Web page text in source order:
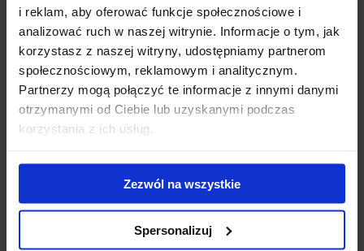
i reklam, aby oferować funkcje społecznościowe i
analizować ruch w naszej witrynie. Informacje o tym, jak
korzystasz z naszej witryny, udostępniamy partnerom
społecznościowym, reklamowym i analitycznym.
Partnerzy mogą połączyć te informacje z innymi danymi
otrzymanymi od Ciebie lub uzyskanymi podczas
korzystania z ich usług.
Zezwól na wszystkie
Spersonalizuj
Bagażnik dachowy na relingi Thule - stopy Evo
Raised Rail + belki SquareBar 118
samochodów ze standardowymi relingami. Łatwy i s...
929.00 zł